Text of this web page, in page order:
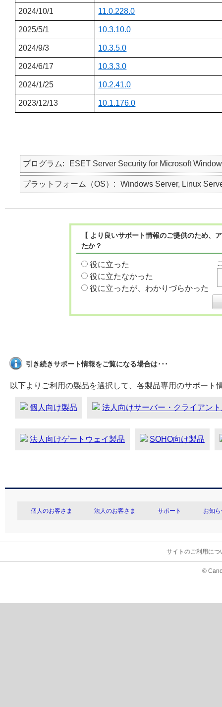
2024/10/1 11.0.228.0
2025/5/1 10.3.10.0
2024/9/3 10.3.5.0
2024/6/17 10.3.3.0
2024/1/25 10.2.41.0
2023/12/13 10.1.176.0
プログラム ESET Server Security for Microsoft
プラットフォーム（OS） Windows Server, Linux
【 より良いサポート情報のご提供のため
たか？
役に立った
役に立たなかった
役に立ったが、わかりづらかった
引き続きサポート情報をご覧になる場合は･･･
以下よりご利用の製品を選択して、各製品専用のサポート
個人向け製品 法人向けサーバー・クライアン
法人向けゲートウェイ製品 SOHO向け製品
個人のお客さま 法人のお客さま サポート お知
サイトのご利用につ
©